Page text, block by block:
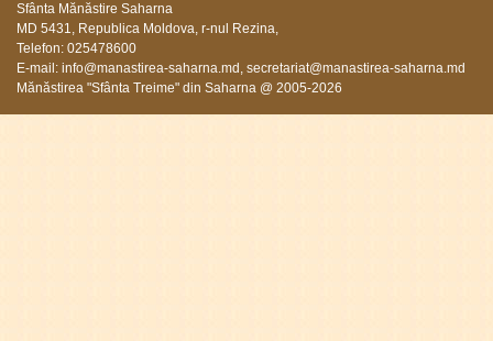
Sfânta Mănăstire Saharna
MD 5431, Republica Moldova, r-nul Rezina,
Telefon: 025478600
E-mail: info@manastirea-saharna.md , secretariat@manastirea-saharna.md
Mănăstirea "Sfânta Treime" din Saharna @ 2005-2026